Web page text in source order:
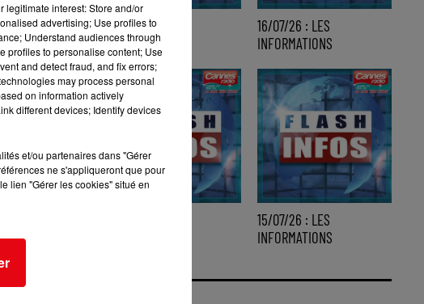
17/07/26 : LES
INFORMATIONS
16/07/26 : LES
INFORMATIONS
15/07/26 : LES
INFORMATIONS
legitimate interest: Store and/or
advertising; Use profiles to
Understand audiences through
profiles to personalise content; Use
and detect fraud, and fix errors;
may process personal
on information actively
different devices; Identify devices
et/ou partenaires dans "Gérer
ne s'appliqueront que pour
lien "Gérer les cookies" situé en